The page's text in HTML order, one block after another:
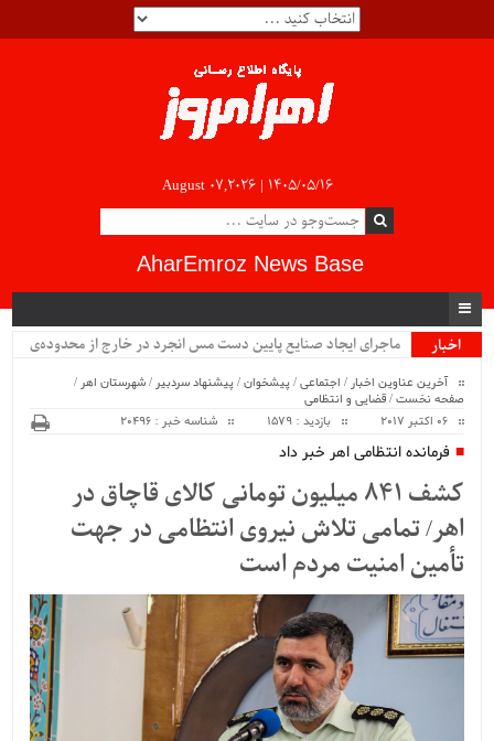
August 07,2026 | ۱۴۰۵/۰۵/۱۶
AharEmroz News Base
اخبار
.
آخرین عناوین اخبار / اجتماعی/پیشخوان/پیشنهاد سردبیر /شهرستان اهر /
صفحه نخست/قضایی و انتظامی
06 اکتبر 2017
بازدید : 1579 شناسه خبر : 20496
فرمانده انتظامی اهر خبر داد
کشف 841 میلیون تومانی کالای قاچاق در
اهر/ تمامی تلاش نیروی انتظامی در جهت
تأمین امنیت مردم است